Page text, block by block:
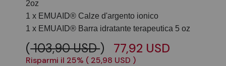
2oz
1 x EMUAID® Calze d'argento ionico
1 x EMUAID® Barra idratante terapeutica 5 oz
(103,90 USD) 77,92 USD
Risparmi il 25% ( 25,98 USD )